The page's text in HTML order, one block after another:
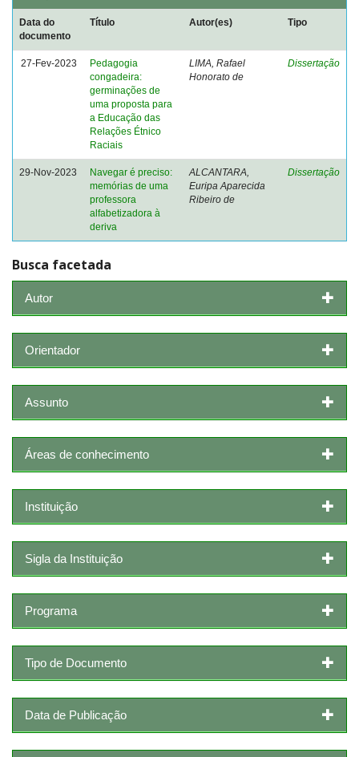
Data do
documento
Título Autor(es) Tipo
27-Fev-2023
Pedagogia
congadeira:
germinações de
uma proposta para
a Educação das
Relações Étnico
Raciais
LIMA, Rafael
Honorato de
Dissertação
29-Nov-2023
Navegar é preciso:
memórias de uma
professora
alfabetizadora à
deriva
ALCANTARA,
Euripa Aparecida
Ribeiro de
Dissertação
Busca facetada
Autor
Orientador
Assunto
Áreas de conhecimento
Instituição
Sigla da Instituição
Programa
Tipo de Documento
Data de Publicação